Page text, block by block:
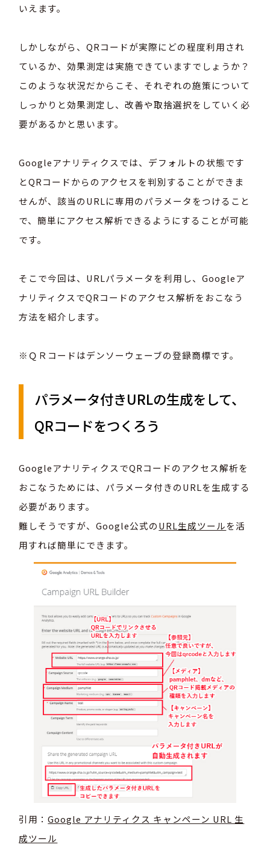
いえます。
しかしながら、QRコードが実際にどの程度利用され
ているか、効果測定は実施できていますでしょうか？
このような状況だからこそ、それぞれの施策について
しっかりと効果測定し、改善や取捨選択をしていく必
要があるかと思います。
Googleアナリティクスでは、デフォルトの状態です
とQRコードからのアクセスを判別することができま
せんが、該当のURLに専用のパラメータをつけること
で、簡単にアクセス解析できるようにすることが可能
です。
そこで今回は、URLパラメータを利用し、Googleア
ナリティクスでQRコードのアクセス解析をおこなう
方法を紹介します。
※ＱＲコードはデンソーウェーブの登録商標です。
パラメータ付きURLの生成をして、
QRコードをつくろう
GoogleアナリティクスでQRコードのアクセス解析を
おこなうためには、パラメータ付きのURLを生成する
必要があります。
難しそうですが、Google公式のURL生成ツールを活
用すれば簡単にできます。
引用：Google アナリティクス キャンペーン URL 生
成ツール